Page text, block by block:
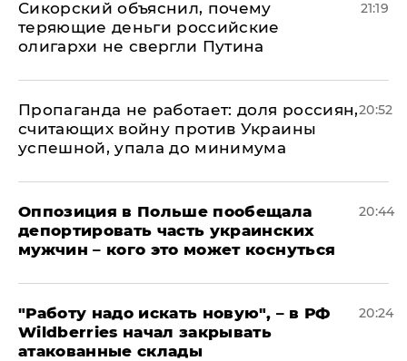
Сикорский объяснил, почему
теряющие деньги российские
олигархи не свергли Путина
21:19
​Пропаганда не работает: доля россиян,
считающих войну против Украины
успешной, упала до минимума
20:52
Оппозиция в Польше пообещала
депортировать часть украинских
мужчин – кого это может коснуться
20:44
"Работу надо искать новую", – в РФ
Wildberries начал закрывать
атакованные склады
20:24